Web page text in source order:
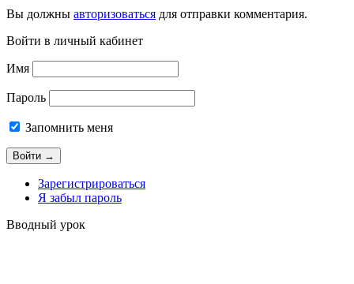
Вы должны авторизоваться для отправки комментария.
Войти в личный кабинет
Имя
Пароль
Запомнить меня
Зарегистрироваться
Я забыл пароль
Вводный урок